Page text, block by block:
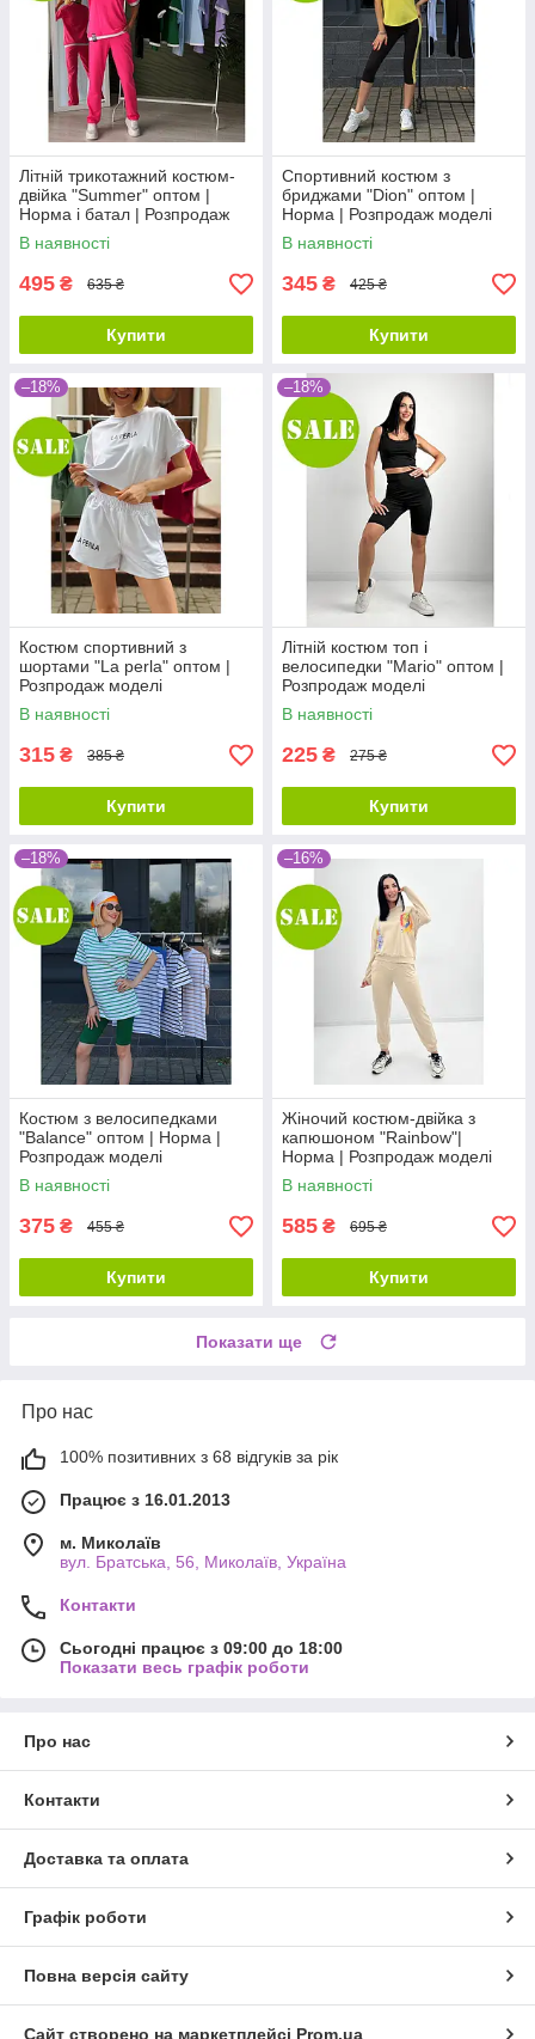
Літній трикотажний костюм-
двійка "Summer" оптом |
Норма і батал | Розпродаж
моделі
В наявності
495 ₴ 635 ₴
Купити
Спортивний костюм з
бриджами "Dion" оптом |
Норма | Розпродаж моделі
В наявності
345 ₴ 425 ₴
Купити
–18%
Костюм спортивний з
шортами "La perla" оптом |
Розпродаж моделі
В наявності
315 ₴ 385 ₴
Купити
–18%
Літній костюм топ і
велосипедки "Mario" оптом |
Розпродаж моделі
В наявності
225 ₴ 275 ₴
Купити
–18%
Костюм з велосипедками
"Balance" оптом | Норма |
Розпродаж моделі
В наявності
375 ₴ 455 ₴
Купити
–16%
Жіночий костюм-двійка з
капюшоном "Rainbow"|
Норма | Розпродаж моделі
В наявності
585 ₴ 695 ₴
Купити
Показати ще
Про нас
100% позитивних з 68 відгуків за рік
Працює з 16.01.2013
м. Миколаїв
вул. Братська, 56, Миколаїв, Україна
Контакти
Сьогодні працює з 09:00 до 18:00
Показати весь графік роботи
Про нас
Контакти
Доставка та оплата
Графік роботи
Повна версія сайту
Сайт створено на маркетплейсі Prom.ua